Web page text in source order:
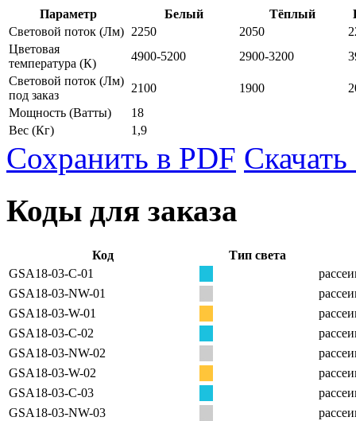
Параметр Белый Тёплый
Световой поток (Лм) 2250 2050
Цветовая
температура (К)
4900-5200 2900-3200
Световой поток (Лм)
под заказ
2100 1900
Мощность (Ватты)
18
Вес (Кг) 1,9
Сохранить в PDF
Коды для заказа
Код
Тип света
GSA18-03-C-01
GSA18-03-NW-01
GSA18-03-W-01
GSA18-03-C-02
GSA18-03-NW-02
GSA18-03-W-02
GSA18-03-C-03
GSA18-03-NW-03